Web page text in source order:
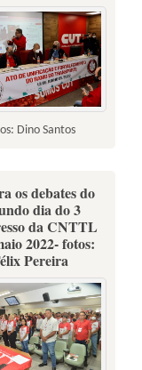
Dino Santos
os debates do
dia do 3
da CNTTL
2022- fotos:
Pereira